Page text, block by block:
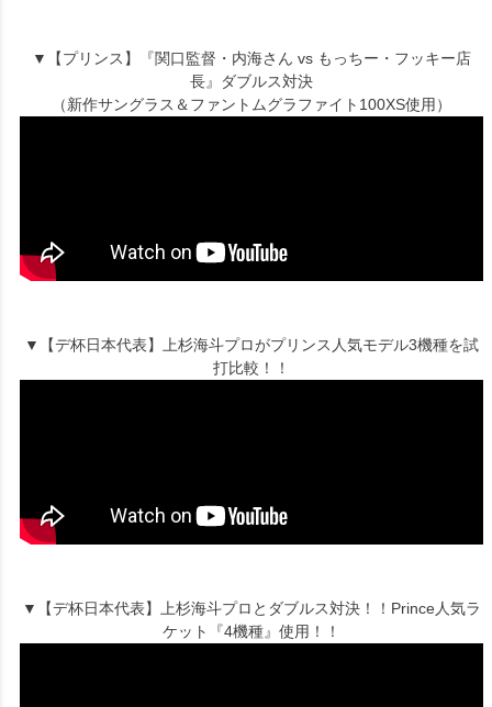
▼【プリンス】『関口監督・内海さん vs もっちー・フッキー店
長』ダブルス対決
（新作サングラス＆ファントムグラファイト100XS使用）
▼【デ杯日本代表】上杉海斗プロがプリンス人気モデル3機種を試
打比較！！
▼【デ杯日本代表】上杉海斗プロとダブルス対決！！Prince人気ラ
ケット『4機種』使用！！